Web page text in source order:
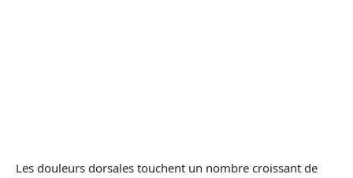
Les douleurs dorsales touchent un nombre croissant de